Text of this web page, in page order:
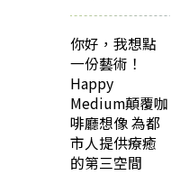
你好，我想點
一份藝術！
Happy
Medium顛覆咖
啡廳想像 為都
市人提供療癒
的第三空間